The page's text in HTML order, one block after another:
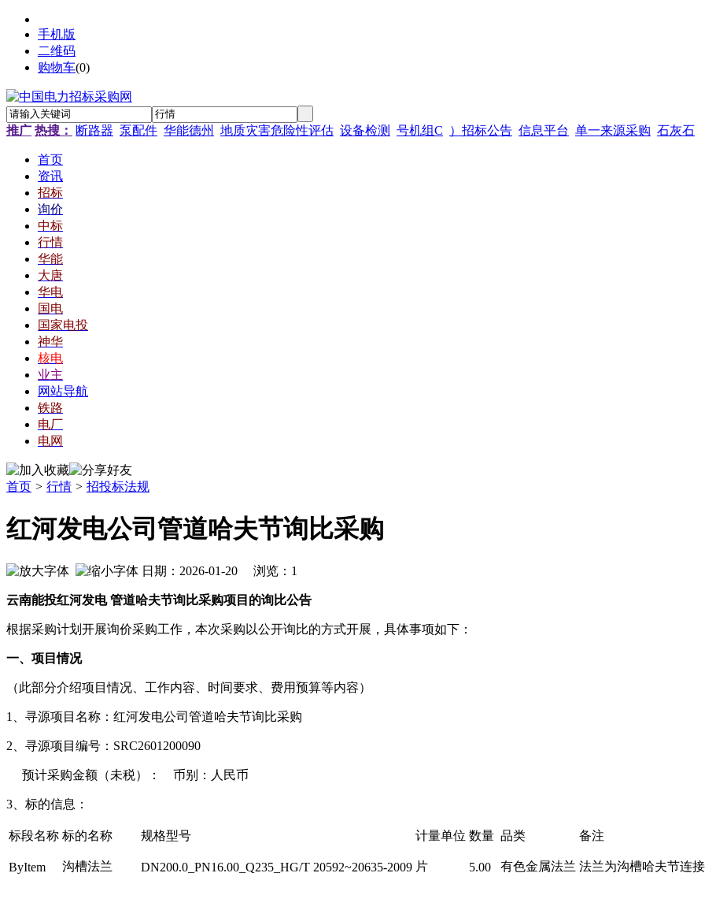
手机版
二维码
购物车(0)
推广 热搜： 断路器 泵配件 华能德州 地质灾害危险性评估 设备检测 号机组C ）招标公告 信息平台 单一来源采购 石灰石
首页
资讯
招标
询价
中标
行情
华能
大唐
华电
国电
国家电投
神华
核电
业主
网站导航
铁路
电厂
电网
首页 > 行情 > 招投标法规
红河发电公司管道哈夫节询比采购
日期：2026-01-20 浏览： 1
云南能投红河发电 管道哈夫节询比采购项目的询比公告
根据采购计划开展询价采购工作，本次采购以公开询比的方式开展，具体事项如下：
一、项目情况
（此部分介绍项目情况、工作内容、时间要求、费用预算等内容）
1、寻源项目名称：红河发电公司管道哈夫节询比采购
2、寻源项目编号：SRC2601200090
预计采购金额（未税）： 币别：人民币
3、标的信息：
标段名称 标的名称 规格型号 计量单位 数量 品类 备注
ByItem 沟槽法兰 DN200.0_PN16.00_Q235_HG/T 20592~20635-2009 片 5.00 有色金属法兰 法兰为沟槽哈夫节连